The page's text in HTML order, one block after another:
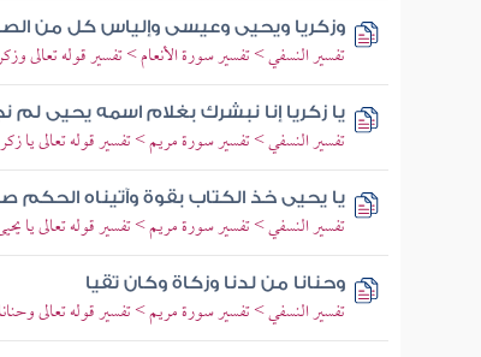
وزكريا ويحيى وعيسى وإلياس كل من
تفسير النسفي > تفسير سورة الأنعام > تفسير قوله تعالى
يا زكريا إنا نبشرك بغلام اسمه يحيى
تفسير النسفي > تفسير سورة مريم > تفسير قوله تعالى يا
يا يحيى خذ الكتاب بقوة وآتيناه الحكم
تفسير النسفي > تفسير سورة مريم > تفسير قوله تعالى يا
وحنانا من لدنا وزكاة وكان تقيا
تفسير النسفي > تفسير سورة مريم > تفسير قوله تعالى